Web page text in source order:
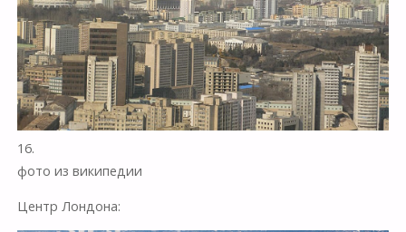
16.
фото из википедии
Центр Лондона: